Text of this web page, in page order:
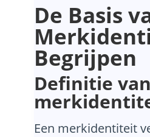
De Basis
Begrijpen
Definitie van
Een merkidentiteit